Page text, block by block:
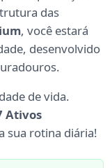
das
, você estará
desenvolvido
de vida.
Ativos
sua rotina diária!